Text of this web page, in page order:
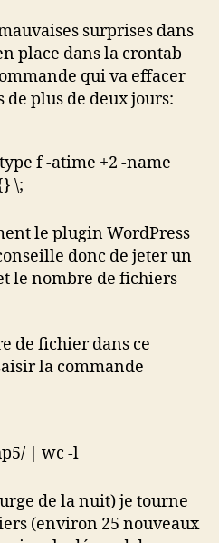
surprises dans
place dans la crontab
qui va effacer
de plus de deux jours:
f -atime +2 -name
\;
le plugin WordPress
donc de jeter un
le nombre de fichiers
de fichier dans ce
la commande
| wc -l
de la nuit) je tourne
(environ 25 nouveaux